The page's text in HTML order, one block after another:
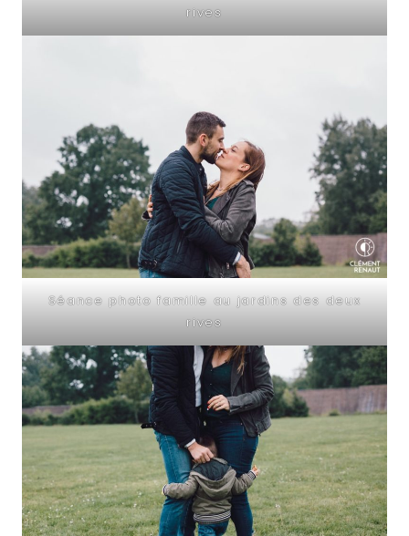
rives
Séance photo famille au jardins des deux
rives